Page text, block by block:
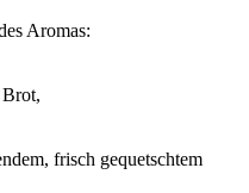
Aromas:
frisch gequetschtem